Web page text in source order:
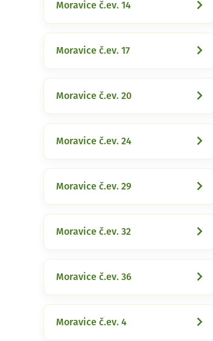
Moravice č.ev. 14
Moravice č.ev. 17
Moravice č.ev. 20
Moravice č.ev. 24
Moravice č.ev. 29
Moravice č.ev. 32
Moravice č.ev. 36
Moravice č.ev. 4